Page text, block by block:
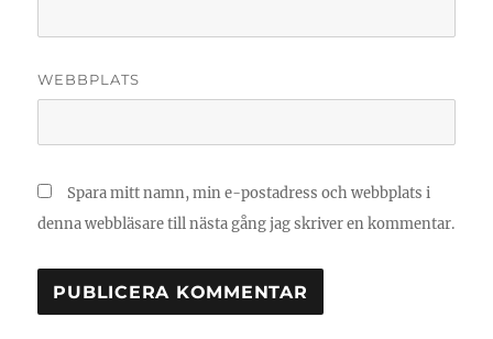
WEBBPLATS
Spara mitt namn, min e-postadress och webbplats i
denna webbläsare till nästa gång jag skriver en kommentar.